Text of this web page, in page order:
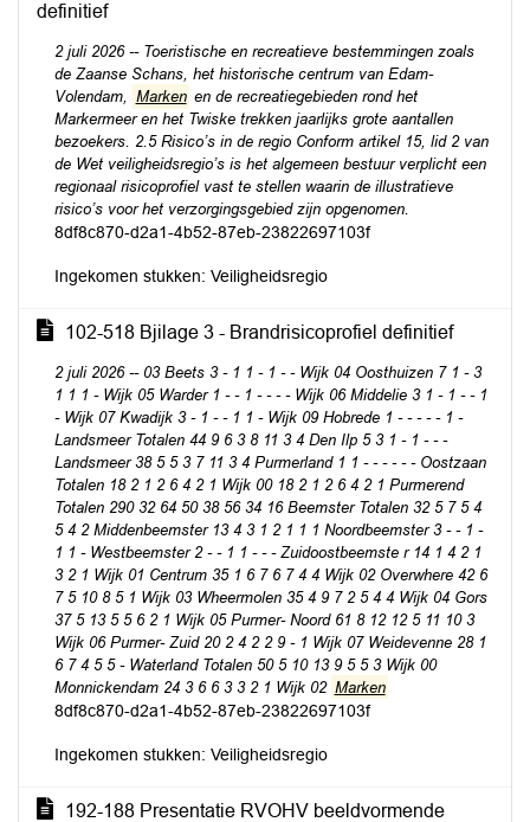
definitief
2 juli 2026 -- Toeristische en recreatieve bestemmingen zoals
de Zaanse Schans, het historische centrum van Edam-
Volendam, Marken en de recreatiegebieden rond het
Markermeer en het Twiske trekken jaarlijks grote aantallen
bezoekers. 2.5 Risico’s in de regio Conform artikel 15, lid 2 van
de Wet veiligheidsregio’s is het algemeen bestuur verplicht een
regionaal risicoprofiel vast te stellen waarin de illustratieve
risico’s voor het verzorgingsgebied zijn opgenomen.
8df8c870-d2a1-4b52-87eb-23822697103f
Ingekomen stukken: Veiligheidsregio
102-518 Bjilage 3 - Brandrisicoprofiel definitief
2 juli 2026 -- 03 Beets 3 - 1 1 - 1 - - Wijk 04 Oosthuizen 7 1 - 3
1 1 1 - Wijk 05 Warder 1 - - 1 - - - - Wijk 06 Middelie 3 1 - 1 - - 1
- Wijk 07 Kwadijk 3 - 1 - - 1 1 - Wijk 09 Hobrede 1 - - - - - 1 -
Landsmeer Totalen 44 9 6 3 8 11 3 4 Den Ilp 5 3 1 - 1 - - -
Landsmeer 38 5 5 3 7 11 3 4 Purmerland 1 1 - - - - - - Oostzaan
Totalen 18 2 1 2 6 4 2 1 Wijk 00 18 2 1 2 6 4 2 1 Purmerend
Totalen 290 32 64 50 38 56 34 16 Beemster Totalen 32 5 7 5 4
5 4 2 Middenbeemster 13 4 3 1 2 1 1 1 Noordbeemster 3 - - 1 -
1 1 - Westbeemster 2 - - 1 1 - - - Zuidoostbeemste r 14 1 4 2 1
3 2 1 Wijk 01 Centrum 35 1 6 7 6 7 4 4 Wijk 02 Overwhere 42 6
7 5 10 8 5 1 Wijk 03 Wheermolen 35 4 9 7 2 5 4 4 Wijk 04 Gors
37 5 13 5 5 6 2 1 Wijk 05 Purmer- Noord 61 8 12 12 5 11 10 3
Wijk 06 Purmer- Zuid 20 2 4 2 2 9 - 1 Wijk 07 Weidevenne 28 1
6 7 4 5 5 - Waterland Totalen 50 5 10 13 9 5 5 3 Wijk 00
Monnickendam 24 3 6 6 3 3 2 1 Wijk 02 Marken
8df8c870-d2a1-4b52-87eb-23822697103f
Ingekomen stukken: Veiligheidsregio
192-188 Presentatie RVOHV beeldvormende